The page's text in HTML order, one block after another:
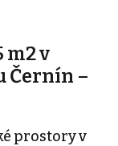
m2 v
Černín –
prostory v